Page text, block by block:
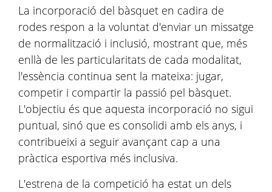
La incorporació del bàsquet en cadira de
rodes respon a la voluntat d'enviar un missatge
de normalització i inclusió, mostrant que, més
enllà de les particularitats de cada modalitat,
l'essència continua sent la mateixa: jugar,
competir i compartir la passió pel bàsquet.
L'objectiu és que aquesta incorporació no sigui
puntual, sinó que es consolidi amb els anys, i
contribueixi a seguir avançant cap a una
pràctica esportiva més inclusiva.
L'estrena de la competició ha estat un dels